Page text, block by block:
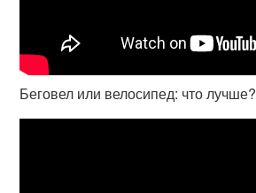
Беговел или велосипед: что лучше?